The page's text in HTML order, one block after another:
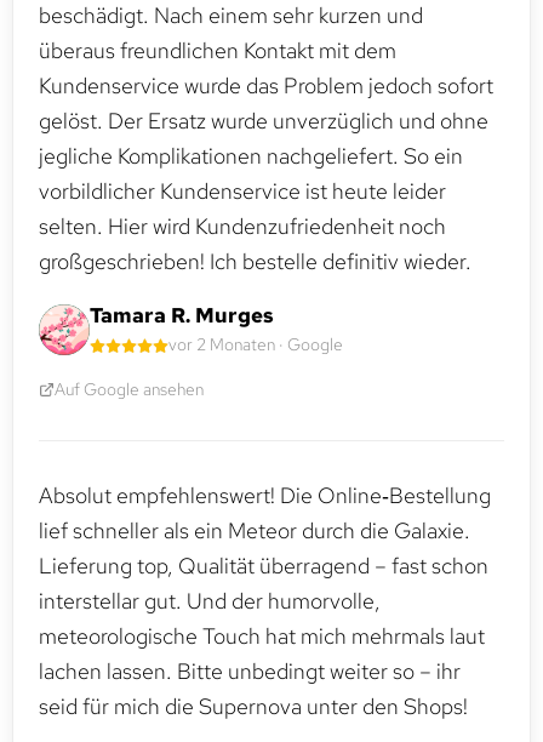
beschädigt. Nach einem sehr kurzen und
überaus freundlichen Kontakt mit dem
Kundenservice wurde das Problem jedoch sofort
gelöst. Der Ersatz wurde unverzüglich und ohne
jegliche Komplikationen nachgeliefert. So ein
vorbildlicher Kundenservice ist heute leider
selten. Hier wird Kundenzufriedenheit noch
großgeschrieben! Ich bestelle definitiv wieder.
Tamara R. Murges
vor 2 Monaten · Google
Auf Google ansehen
Absolut empfehlenswert! Die Online‑Bestellung
lief schneller als ein Meteor durch die Galaxie.
Lieferung top, Qualität überragend – fast schon
interstellar gut. Und der humorvolle,
meteorologische Touch hat mich mehrmals laut
lachen lassen. Bitte unbedingt weiter so – ihr
seid für mich die Supernova unter den Shops!